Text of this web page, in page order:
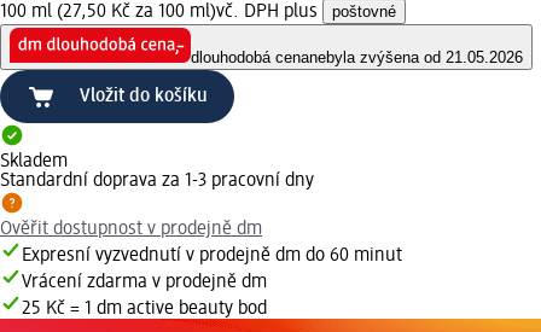
100 ml (27,50 Kč za 100 ml)vč. DPH plus poštovné
dlouhodobá cenanebyla zvýšena od 21.05.2026
Vložit do košíku
Skladem
Standardní doprava za 1-3 pracovní dny
Ověřit dostupnost v prodejně dm
Expresní vyzvednutí v prodejně dm do 60 minut
Vrácení zdarma v prodejně dm
25 Kč = 1 dm active beauty bod